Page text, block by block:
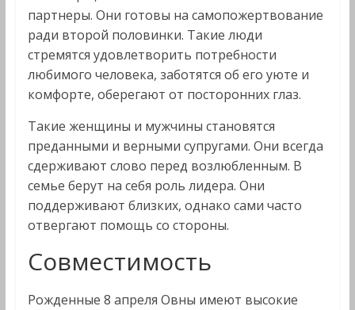
партнеры. Они готовы на самопожертвование
ради второй половинки. Такие люди
стремятся удовлетворить потребности
любимого человека, заботятся об его уюте и
комфорте, оберегают от посторонних глаз.
Такие женщины и мужчины становятся
преданными и верными супругами. Они всегда
сдерживают слово перед возлюбленным. В
семье берут на себя роль лидера. Они
поддерживают близких, однако сами часто
отвергают помощь со стороны.
Совместимость
Рожденные 8 апреля Овны имеют высокие